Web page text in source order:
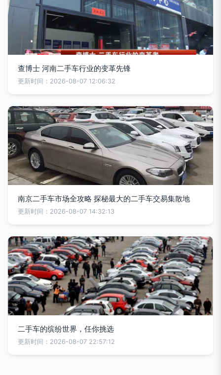
查博士 河南二手车行业的变革先锋
更新时间：2026-08-07 12:06:32
南京二手车市场全攻略 探秘最大的二手车交易集散地
更新时间：2026-08-07 14:32:13
二手车的缤纷世界，任你挑选
更新时间：2026-08-07 22:57:12